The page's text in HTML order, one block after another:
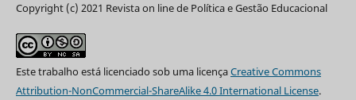
Copyright (c) 2021 Revista on line de Política e Gestão Educacional
Este trabalho está licenciado sob uma licençaCreative Commons
Attribution-NonCommercial-ShareAlike 4.0 International License.